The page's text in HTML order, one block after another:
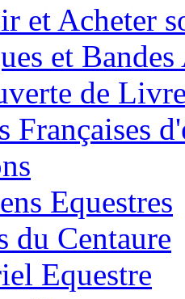
et Acheter
et
de
Françaises
Equestres
du Centaure
Equestre